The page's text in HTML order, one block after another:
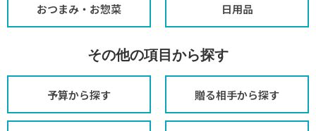
おつまみ・お惣菜 日用品
その他の項目から探す
予算から探す 贈る相手から探す